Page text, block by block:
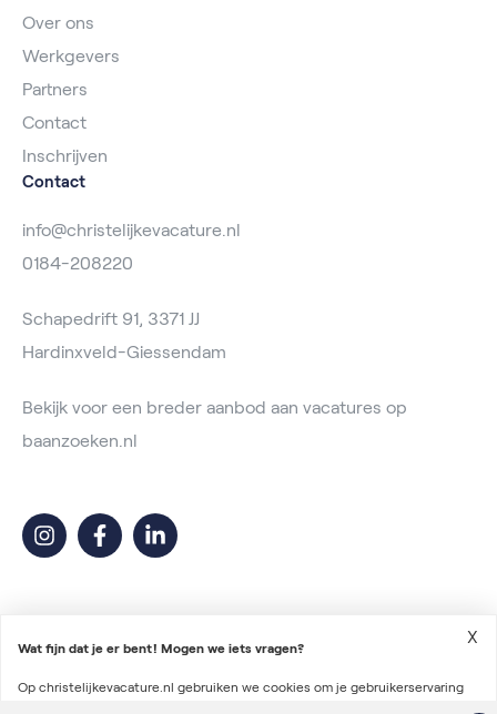
Over ons
Werkgevers
Partners
Contact
Inschrijven
Contact
info@christelijkevacature.nl
0184-208220
Schapedrift 91, 3371 JJ
Hardinxveld-Giessendam
Bekijk voor een breder aanbod aan vacatures op
baanzoeken.nl
2026 © Christelijke Vacature
Wat fijn dat je er bent! Mogen we iets vragen?
Op christelijkevacature.nl gebruiken we cookies om je gebruikerservaring
X